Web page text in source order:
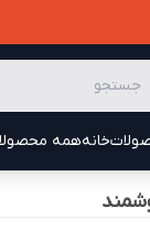
خانههمه